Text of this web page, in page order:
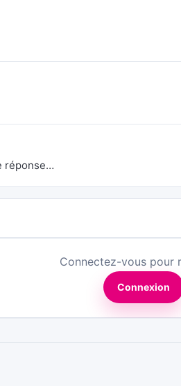
réponse…
Connectez-vous pour
Connexion